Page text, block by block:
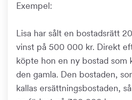
Exempel:
Lisa har sålt en bostadsrätt
vinst på 500 000 kr. Direkt
köpte hon en ny bostad som
den gamla. Den bostaden,
kallas ersättningsbostaden,